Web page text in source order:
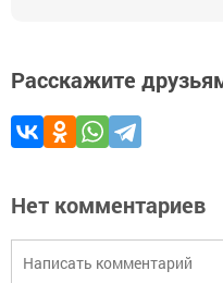
Расскажите
Нет комментариев